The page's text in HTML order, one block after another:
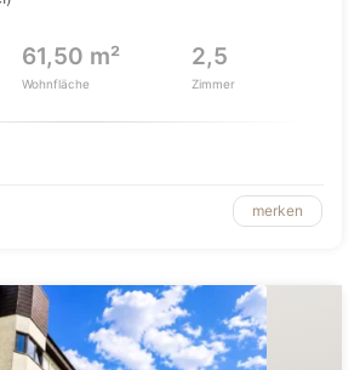
61,50 m²
Wohnfläche
2,5
Zimmer
merken